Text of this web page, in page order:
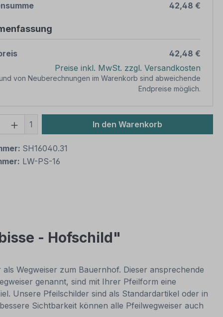
42,48 €
42,48 €
Preise inkl. MwSt. zzgl. Versandkosten
von Neuberechnungen im Warenkorb sind abweichende
Endpreise möglich.
Anzahl: Gib den gewünschten Wert
1 In den Warenkorb
SH16040.31
LW-PS-16
- Hofschild"
Wegweiser zum Bauernhof. Dieser ansprechende
genannt, sind mit Ihrer Pfeilform eine
Unsere Pfeilschilder sind als Standardartikel oder in
Sichtbarkeit können alle Pfeilwegweiser auch